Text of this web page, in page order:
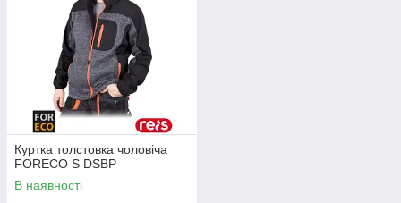
Куртка толстовка чоловіча
FORECO S DSBP
В наявності